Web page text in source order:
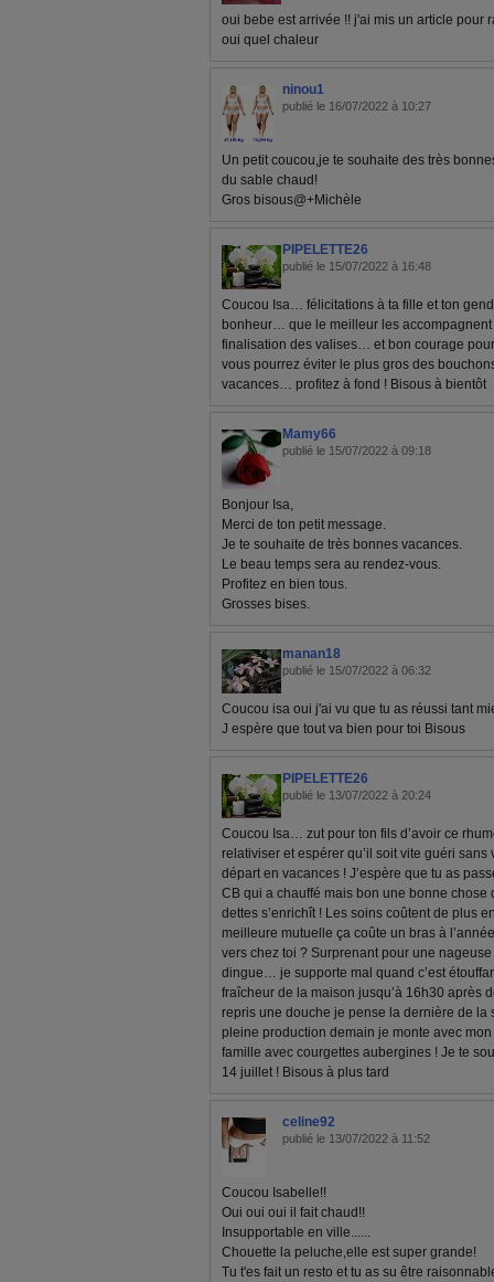
oui bebe est arrivée !! j'ai mis un article pour
oui quel chaleur
ninou1
publié le 16/07/2022 à 10:27
Un petit coucou,je te souhaite des très
du sable chaud!
Gros bisous@+Michèle
PIPELETTE26
publié le 15/07/2022 à 16:48
Coucou Isa… félicitations à ta fille et ton
bonheur… que le meilleur les
finalisation des valises… et bon courage
vous pourrez éviter le plus gros des
vacances… profitez à fond ! Bisous à bientôt
Mamy66
publié le 15/07/2022 à 09:18
Bonjour Isa,
Merci de ton petit message.
Je te souhaite de très bonnes vacances.
Le beau temps sera au rendez-vous.
Profitez en bien tous.
Grosses bises.
manan18
publié le 15/07/2022 à 06:32
Coucou isa oui j'ai vu que tu as réussi tant
J espère que tout va bien pour toi Bisous
PIPELETTE26
publié le 13/07/2022 à 20:24
Coucou Isa… zut pour ton fils d’avoir ce
relativiser et espérer qu’il soit vite guéri
départ en vacances ! J’espère que tu as
CB qui a chauffé mais bon une bonne
dettes s’enrichît ! Les soins coûtent de plus
meilleure mutuelle ça coûte un bras à
vers chez toi ? Surprenant pour une
dingue… je supporte mal quand c’est
fraîcheur de la maison jusqu’à 16h30 après
repris une douche je pense la dernière de la
pleine production demain je monte avec
famille avec courgettes aubergines ! Je te
14 juillet ! Bisous à plus tard
celine92
publié le 13/07/2022 à 11:52
Coucou Isabelle!!
Oui oui oui il fait chaud!!
Insupportable en ville......
Chouette la peluche,elle est super grande!
Tu t'es fait un resto et tu as su être